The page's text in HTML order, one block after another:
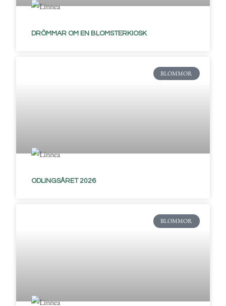
DRÖMMAR OM EN BLOMSTERKIOSK
BLOMMOR
ODLINGSÅRET 2026
BLOMMOR